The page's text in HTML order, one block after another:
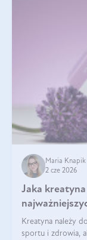
Maria Knapik
2 cze 2026
Jaka
Kreatyna należy
sportu i zdrowia,